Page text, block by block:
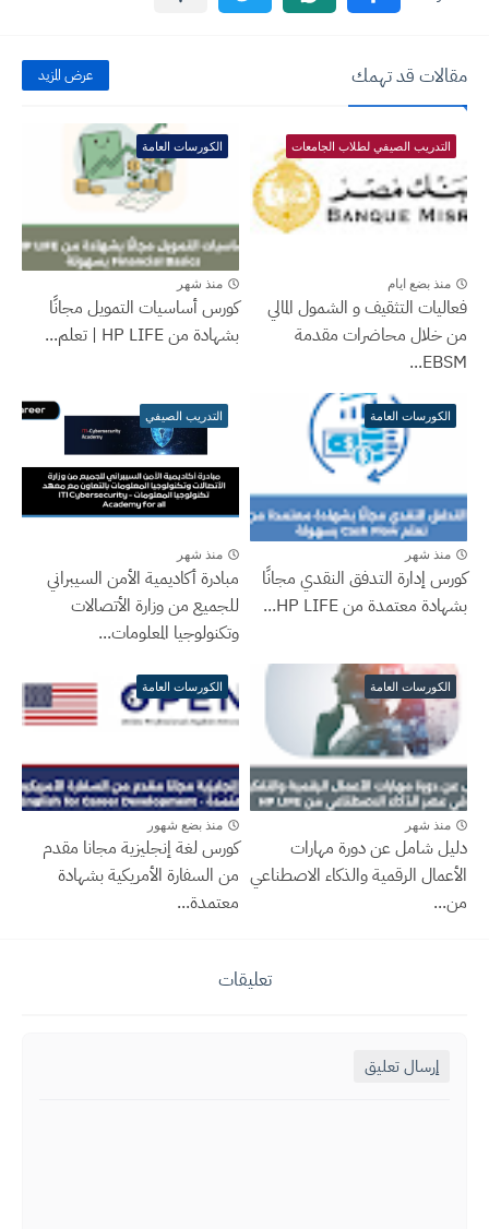
مقالات قد تهمك عرض المزيد
التدريب الصيفي لطلاب الجامعات
منذ بضع ايام
فعاليات التثقيف و الشمول المالي
من خلال محاضرات مقدمة
EBSM...
الكورسات العامة
منذ شهر
كورس أساسيات التمويل مجانًا
بشهادة من HP LIFE | تعلم...
الكورسات العامة
منذ شهر
كورس إدارة التدفق النقدي مجانًا
بشهادة معتمدة من HP LIFE...
التدريب الصيفي
منذ شهر
مبادرة أكاديمية الأمن السيبراني
للجميع من وزارة الأتصالات
وتكنولوجيا المعلومات...
الكورسات العامة
منذ شهر
دليل شامل عن دورة مهارات
الأعمال الرقمية والذكاء الاصطناعي
من...
الكورسات العامة
منذ بضع شهور
كورس لغة إنجليزية مجانا مقدم
من السفارة الأمريكية بشهادة
معتمدة...
تعليقات
إرسال تعليق